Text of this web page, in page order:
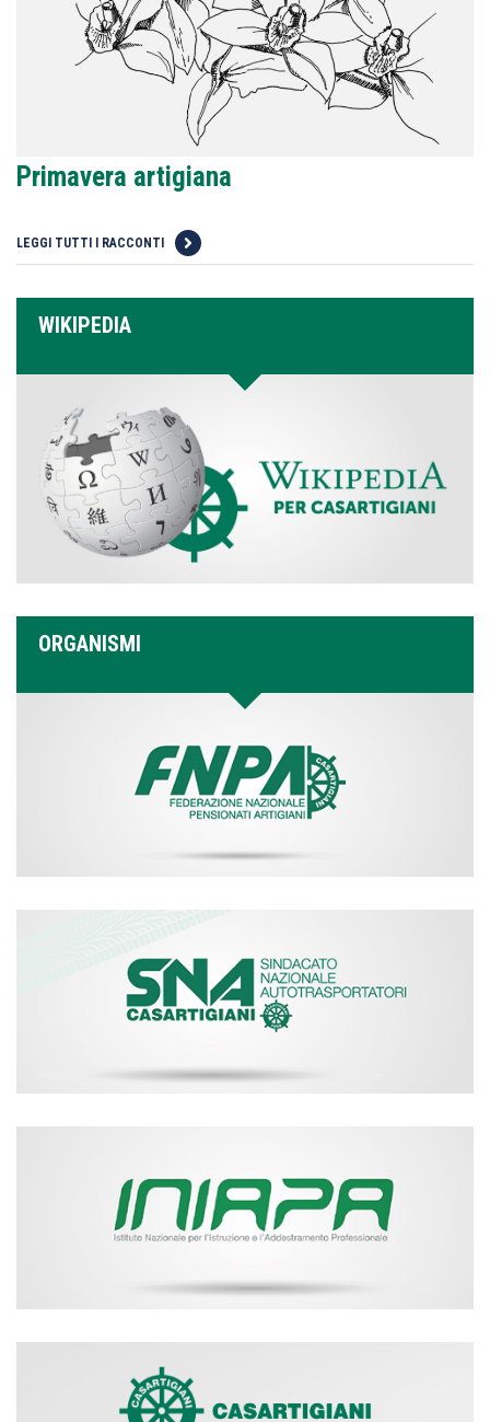
Primavera artigiana
LEGGI TUTTI I RACCONTI
WIKIPEDIA
ORGANISMI